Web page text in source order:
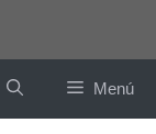
Menú